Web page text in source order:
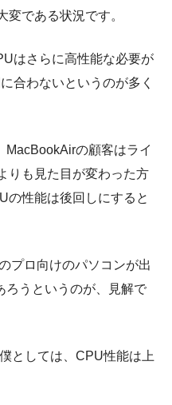
である状況です。
はさらに高性能な必要が
合わないというのが多く
MacBookAirの顧客はライ
りも見た目が変わった方
の性能は後回しにすると
プロ向けのパソコンが出
ろうというのが、見解で
としては、CPU性能は上